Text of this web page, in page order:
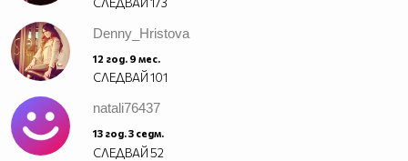
Denny_Hristova
12 год. 9 мес.
СЛЕДВАЙ101
natali76437
13 год. 3 седм.
СЛЕДВАЙ52